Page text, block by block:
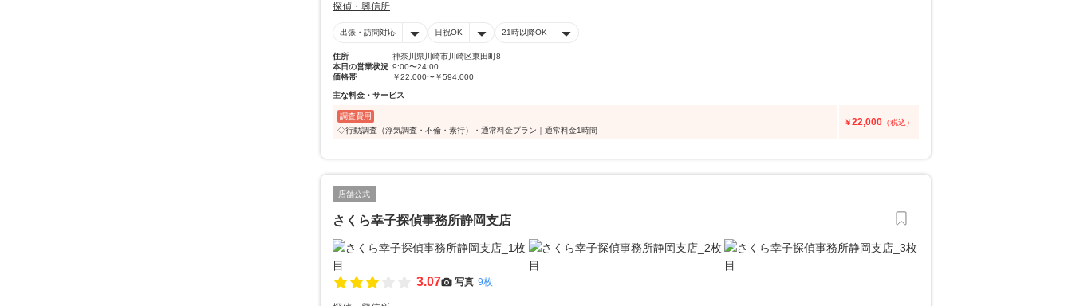
探偵・興信所
出張・訪問対応 日祝OK 21時以降OK
住所
神奈川県川崎市川崎区東田町8
本日の営業状況 9:00〜24:00
価格帯
￥22,000〜￥594,000
主な料金・サービス
調査費用
◇行動調査（浮気調査・不倫・素行）・通常料金プラン｜通常料金1時間
￥22,000 （税込）
店舗公式
さくら幸子探偵事務所静岡支店
3.07 写真 9枚